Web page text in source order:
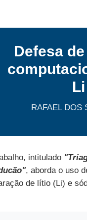
Defesa
RAFAEL DOS
intitulado
, aborda o uso
de lítio (Li) e